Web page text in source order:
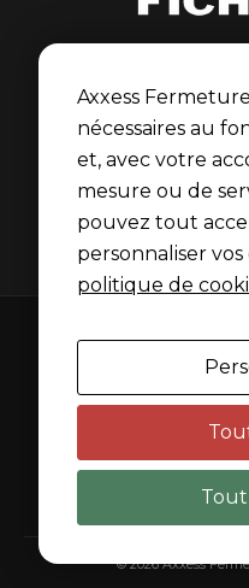
Axxess Fermetures
Fichet pour les
© 2026 Axxess
Site réalisé
Axxess
nécessaires au
et, avec votre
mesure ou de
pouvez tout
personnaliser vos
politique de